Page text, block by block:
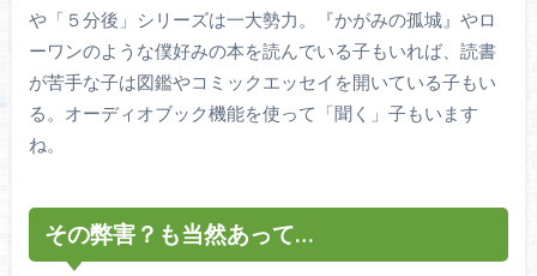
や「５分後」シリーズは一大勢力。『かがみの孤城』やロ
ーワンのような僕好みの本を読んでいる子もいれば、読書
が苦手な子は図鑑やコミックエッセイを開いている子もい
る。オーディオブック機能を使って「聞く」子もいます
ね。
その弊害？も当然あって…